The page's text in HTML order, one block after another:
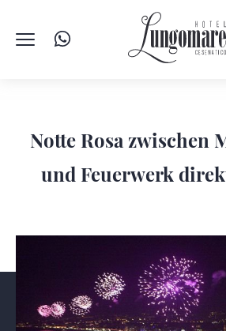
Notte Rosa zwischen
und Feuerwerk